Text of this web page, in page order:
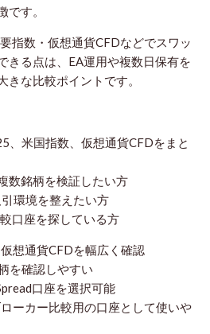
です。
指数・仮想通貨CFDなどでスワッ
きる点は、EA運用や複数日保有を
な比較ポイントです。
、米国指数、仮想通貨CFDをまと
数銘柄を検証したい方
環境を整えたい方
口座を探している方
想通貨CFDを幅広く確認
を確認しやすい
口座を選択可能
ーカー比較用の口座として使いや